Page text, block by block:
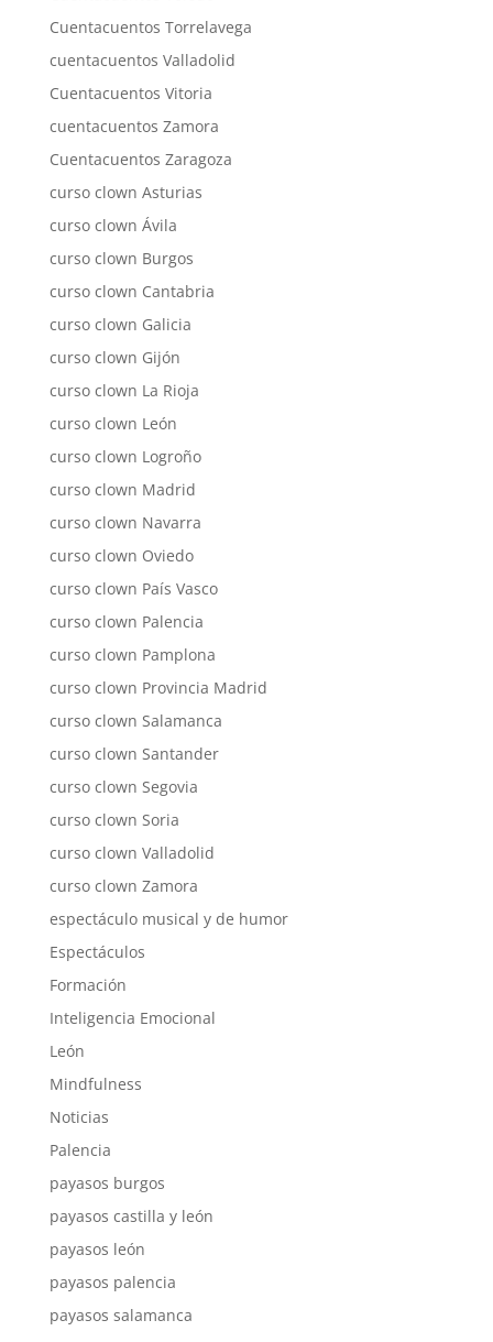
Cuentacuentos Torrelavega
cuentacuentos Valladolid
Cuentacuentos Vitoria
cuentacuentos Zamora
Cuentacuentos Zaragoza
curso clown Asturias
curso clown Ávila
curso clown Burgos
curso clown Cantabria
curso clown Galicia
curso clown Gijón
curso clown La Rioja
curso clown León
curso clown Logroño
curso clown Madrid
curso clown Navarra
curso clown Oviedo
curso clown País Vasco
curso clown Palencia
curso clown Pamplona
curso clown Provincia Madrid
curso clown Salamanca
curso clown Santander
curso clown Segovia
curso clown Soria
curso clown Valladolid
curso clown Zamora
espectáculo musical y de humor
Espectáculos
Formación
Inteligencia Emocional
León
Mindfulness
Noticias
Palencia
payasos burgos
payasos castilla y león
payasos león
payasos palencia
payasos salamanca